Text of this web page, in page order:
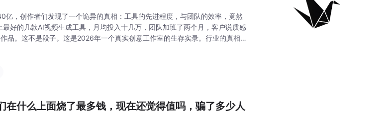
亿，创作者们发现了一个诡异的真相：工具的先进程度，与团队的效率，竟然
最好的几款AI视频生成工具，月均投入十几万，团队加班了两个月，客户说质感
品。这不是段子。这是2026年一个真实创意工作室的生存实录。行业的真相
在什么上面烧了最多钱，现在还觉得值吗，骗了多少人